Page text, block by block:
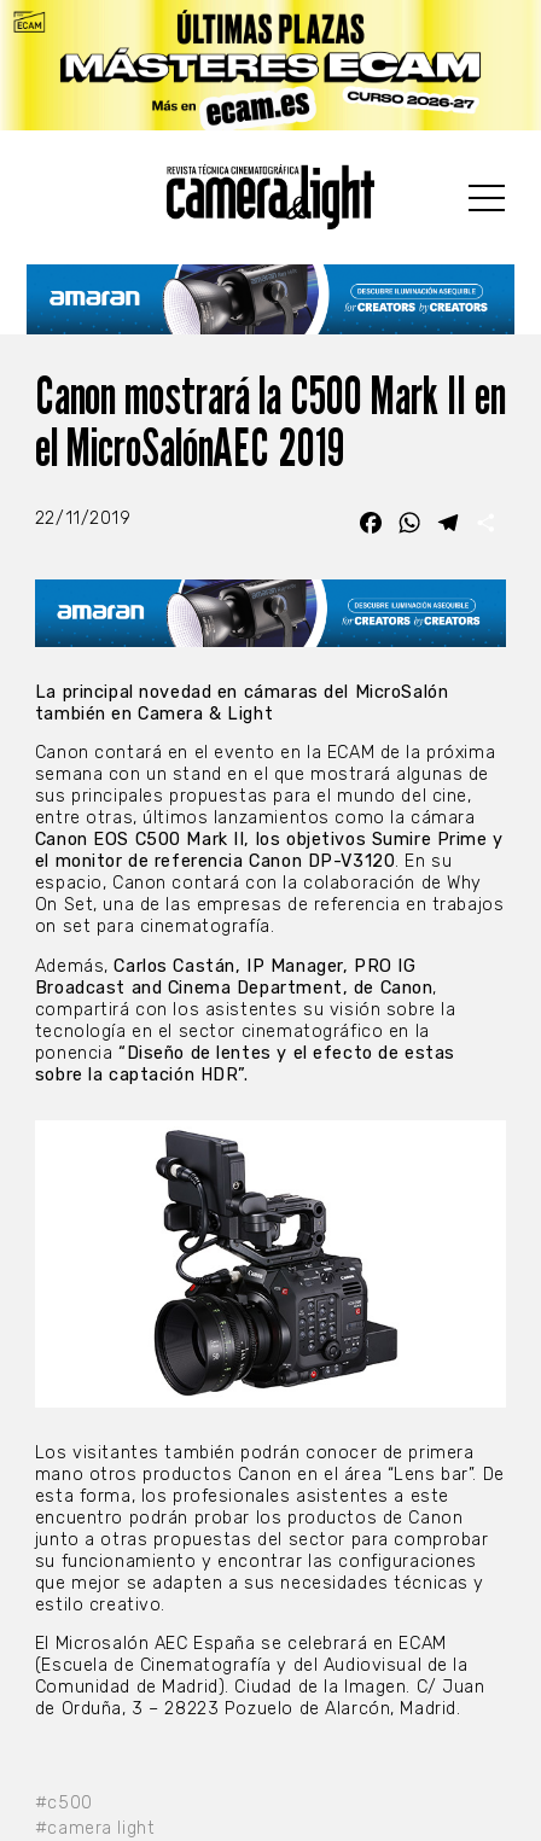
#c500
#camera light
Canon mostrará la C500 Mark II en
el MicroSalónAEC 2019
22/11/2019 FacebookWhatsApp
La principal novedad en cámaras del MicroSalón
también en Camera & Light
Canon contará en el evento en la ECAM de la próxima
semana con un stand en el que mostrará algunas de
sus principales propuestas para el mundo del cine,
entre otras, últimos lanzamientos como la cámara
Canon EOS C500 Mark II, los objetivos Sumire Prime y
el monitor de referencia Canon DP-V3120. En su
espacio, Canon contará con la colaboración de Why
On Set, una de las empresas de referencia en trabajos
on set para cinematografía.
Además,Carlos Castán, IP Manager, PRO IG
Broadcast and Cinema Department, de Canon,
compartirá con los asistentes su visión sobre la
tecnología en el sector cinematográfico en la
ponencia “Diseño de lentes y el efecto de estas
sobre la captación HDR”.
Los visitantes también podrán conocer de primera
mano otros productos Canon en el área “Lens bar”. De
esta forma, los profesionales asistentes a este
encuentro podrán probar los productos de Canon
junto a otras propuestas del sector para comprobar
su funcionamiento y encontrar las configuraciones
que mejor se adapten a sus necesidades técnicas y
estilo creativo.
El Microsalón AEC España se celebrará en ECAM
(Escuela de Cinematografía y del Audiovisual de la
Comunidad de Madrid). Ciudad de la Imagen. C/ Juan
de Orduña, 3 – 28223 Pozuelo de Alarcón, Madrid.